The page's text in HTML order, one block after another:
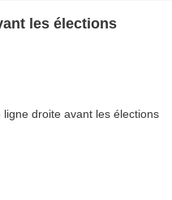
les élections